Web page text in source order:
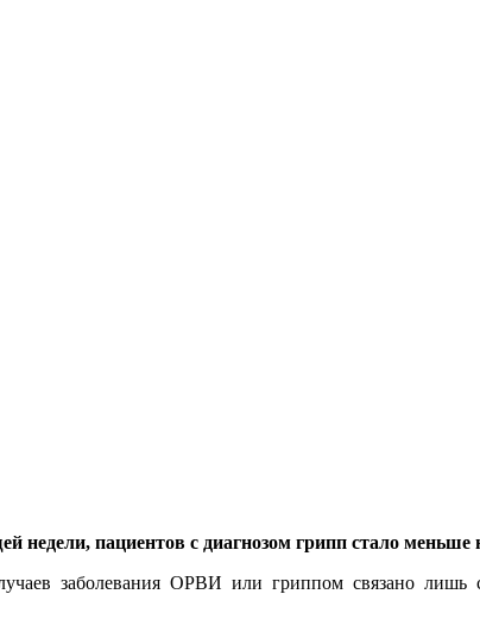
пациентов с диагнозом грипп стало меньше
заболевания ОРВИ или гриппом связано